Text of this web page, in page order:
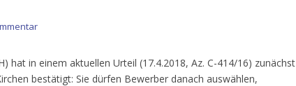
hat in einem aktuellen Urteil (17.4.2018, Az. C-414/16) zunächst
bestätigt: Sie dürfen Bewerber danach auswählen,